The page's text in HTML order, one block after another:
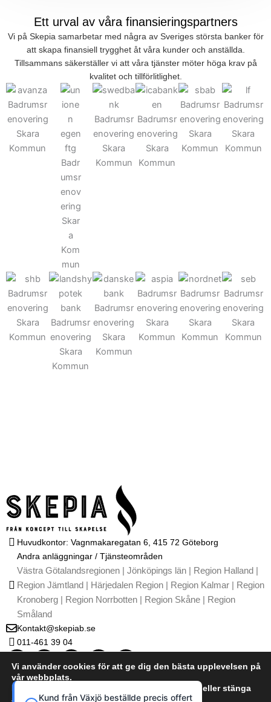
Ett urval av våra finansieringspartners
Vi på Skepia samarbetar med några av Sveriges största banker för
att skapa finansiell trygghet åt våra kunder och anställda.
Tillsammans säkerställer vi att våra tjänster möter höga krav på
kvalitet och tillförlitlighet.
Huvudkontor: Vagnmakaregatan 6, 415 72 Göteborg
Andra anläggningar / Tjänsteområden
Västra Götalandsregionen | Jönköpings län | Region Halland |
Region Jämtland | Härjedalen Region | Region Kalmar | Region
Kronoberg | Region Norrbotten | Region Skåne | Region
Småland
Kontakt@skepiab.se
011-461 39 04
T
i
k
I
n
s
a
G
o
l
Y
o
u
L
i
n
e
Kontakta oss
Vi använder cookies för att ge dig den bästa upplevelsen på
vår webbplats.
Du kan läsa mer om vilka cookies vi använder eller stänga
av dem iKund från Växjö beställde precis offert